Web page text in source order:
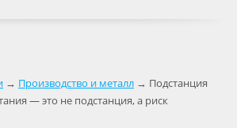
→ Производство и металл → Подстанция
— это не подстанция, а риск